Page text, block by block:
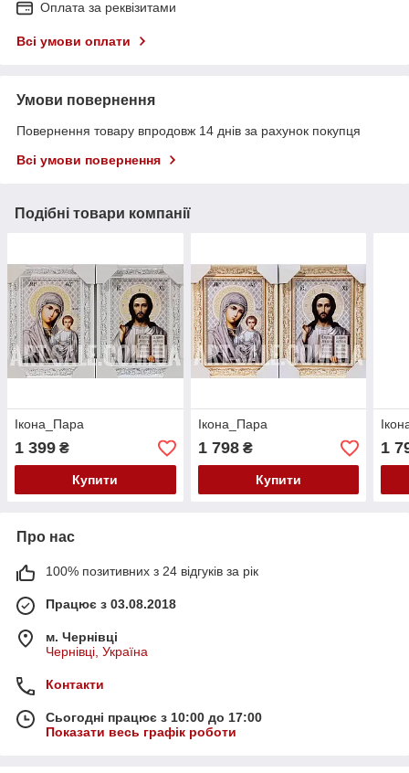
Оплата за реквізитами
Всі умови оплати
Умови повернення
Повернення товару впродовж 14 днів за рахунок покупця
Всі умови повернення
Подібні товари компанії
Ікона_Пара
1 399 ₴
Купити
Ікона_Пара
1 798₴
Купити
1
Про нас
100% позитивних з 24 відгуків за рік
Працює з 03.08.2018
м. Чернівці
Чернівці, Україна
Контакти
Сьогодні працює з 10:00 до 17:00
Показати весь графік роботи